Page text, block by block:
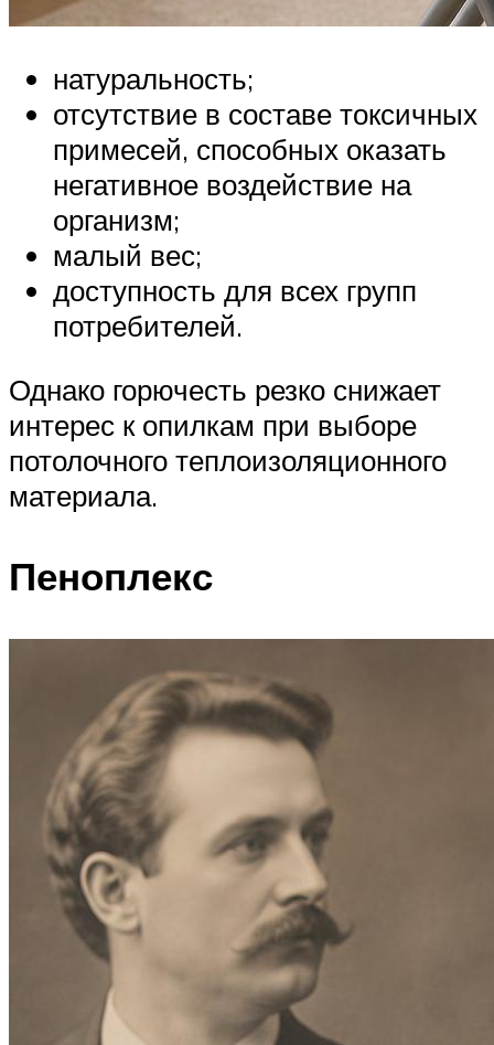
натуральность;
отсутствие в составе токсичных
примесей, способных оказать
негативное воздействие на
организм;
малый вес;
доступность для всех групп
потребителей.
Однако горючесть резко снижает
интерес к опилкам при выборе
потолочного теплоизоляционного
материала.
Пеноплекс